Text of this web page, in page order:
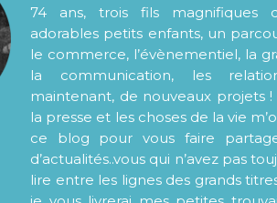
74 ans, trois fils magnifiques
adorables petits enfants, un
le commerce, l’évènementiel, la
la communication, les
maintenant, de nouveaux projets
la presse et les choses de la vie
ce blog pour vous faire
d’actualités..vous qui n’avez pas
lire entre les lignes des grands